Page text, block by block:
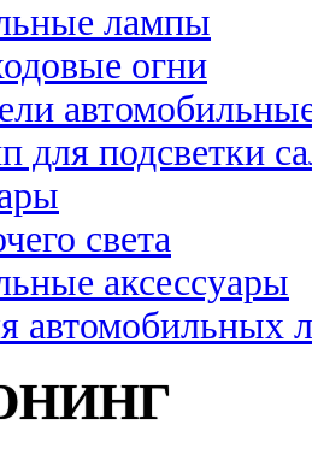
лампы
огни
для подсветки
света
аксессуары
автомобильных